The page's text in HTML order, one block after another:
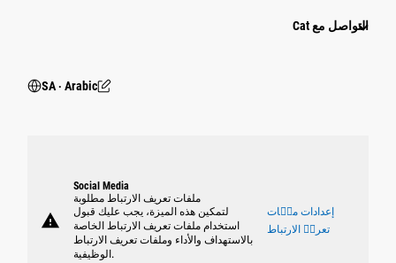
التواصل مع Cat
SA ‧ Arabic
warning
Social Media
ملفات تعريف الارتباط مطلوبة
لتمكين هذه الميزة، يجب عليك قبول
استخدام ملفات تعريف الارتباط الخاصة
بالاستهداف والأداء وملفات تعريف الارتباط
الوظيفية.
إعدادات ملٝات
تعريٝ الارتباط